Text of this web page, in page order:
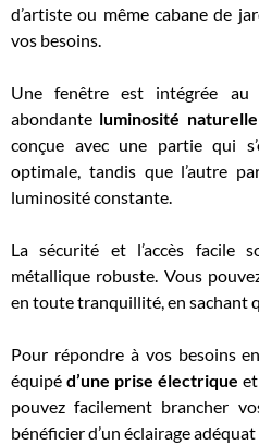
d’artiste ou même cabane de
vos besoins.
Une fenêtre est intégrée au
abondante luminosité
conçue avec une partie qui
optimale, tandis que l’autre
luminosité constante.
La sécurité et l’accès facile
métallique robuste. Vous
en toute tranquillité, en sachant
Pour répondre à vos besoins
équipé d’une prise électrique
pouvez facilement brancher
bénéficier d’un éclairage